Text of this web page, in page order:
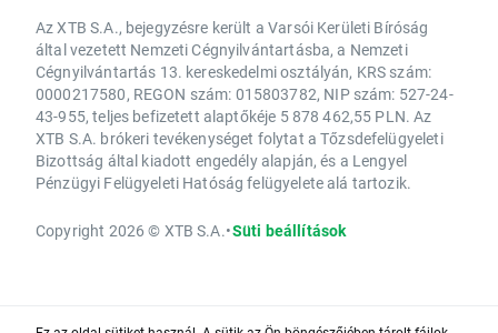
Az XTB S.A., bejegyzésre került a Varsói Kerületi Bíróság
által vezetett Nemzeti Cégnyilvántartásba, a Nemzeti
Cégnyilvántartás 13. kereskedelmi osztályán, KRS szám:
0000217580, REGON szám: 015803782, NIP szám: 527-24-
43-955, teljes befizetett alaptőkéje 5 878 462,55 PLN. Az
XTB S.A. brókeri tevékenységet folytat a Tőzsdefelügyeleti
Bizottság által kiadott engedély alapján, és a Lengyel
Pénzügyi Felügyeleti Hatóság felügyelete alá tartozik.
Copyright 2026 © XTB S.A.•Süti beállítások